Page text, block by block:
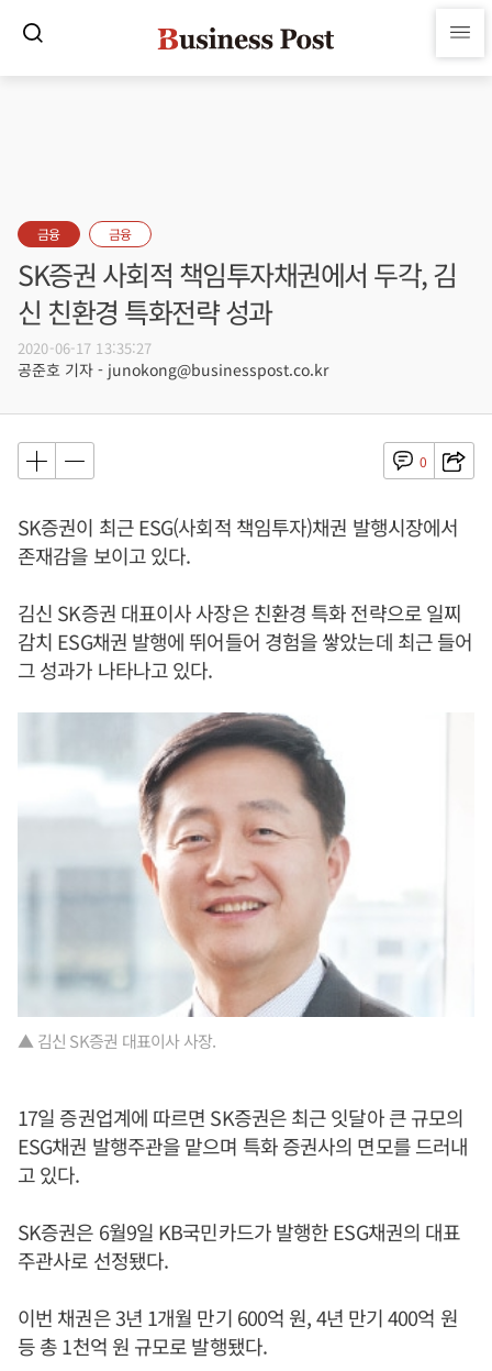
금융 금융
SK증권 사회적 책임투자채권에서 두각, 김
신 친환경 특화전략 성과
2020-06-17 13:35:27
공준호 기자 - junokong@businesspost.co.kr
0
SK증권이 최근 ESG(사회적 책임투자)채권 발행시장에서
존재감을 보이고 있다.
김신 SK증권 대표이사 사장은 친환경 특화 전략으로 일찌
감치 ESG채권 발행에 뛰어들어 경험을 쌓았는데 최근 들어
그 성과가 나타나고 있다.
▲ 김신 SK증권 대표이사 사장.
17일 증권업계에 따르면 SK증권은 최근 잇달아 큰 규모의
ESG채권 발행주관을 맡으며 특화 증권사의 면모를 드러내
고 있다.
SK증권은 6월9일 KB국민카드가 발행한 ESG채권의 대표
주관사로 선정됐다.
이번 채권은 3년 1개월 만기 600억 원, 4년 만기 400억 원
등 총 1천억 원 규모로 발행됐다.